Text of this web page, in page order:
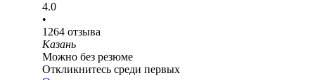
4.0
•
1264 отзыва
Казань
Можно без резюме
Откликнитесь среди первых